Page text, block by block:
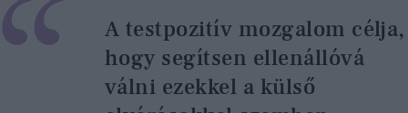
A testpozitív mozgalom célja,
hogy segítsen ellenállóvá
válni ezekkel a külső